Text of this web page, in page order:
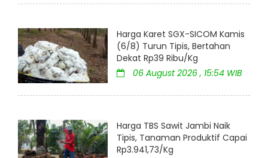
Harga Karet SGX-SICOM Kamis
(6/8) Turun Tipis, Bertahan
Dekat Rp39 Ribu/Kg
06 August 2026 , 15:54 WIB
Harga TBS Sawit Jambi Naik
Tipis, Tanaman Produktif Capai
Rp3.941,73/Kg